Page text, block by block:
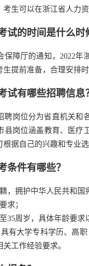
生可以在浙江省人力
试的时间是什么时
保障厅的通知，2022
提前准备，合理安排时
试有哪些招聘信息
聘岗位分为省直机关和
县岗位涵盖教育、医疗
据自己的兴趣和专业选
条件有哪些？
，拥护中华人民共和国
求；
35周岁，具体年龄要求
有大学专科学历、高
工作经验要求。